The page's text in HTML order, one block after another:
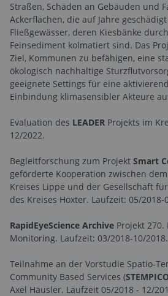
Straßen, Schäden an Gebäuden und
Ackerflächen, die auf Jahre
Fließgewässer, deren Kiesbänke
Feinsediment kolmatiert sind. Das
Ziel, Kommunen zu befähigen, eine
ökologisch nachhaltige
geeignete Settings für eine
Einbindung klimasensibler Akteure
Evaluation des LEADER Projekts im
12/2022.
Begleitforschung zum Projekt Smart
geförderte Kooperation zwischen
Kreises Lippe und der Gesellschaft
des Kreises Höxter. Laufzeit: 05/2018-
RapidEyeScience Archive Projekt
Monitoring. Laufzeit: 03/2018-10/2018.
Teilnahme an der Vorstudie Spatio-
Community Based Services (
Axel Häusler. Laufzeit 05/2018 - 12/